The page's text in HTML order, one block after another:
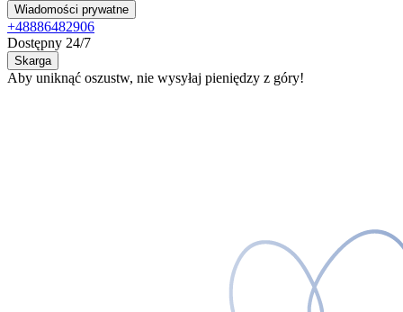
Wiadomości prywatne
+48886482906
Dostępny 24/7
Skarga
Aby uniknąć oszustw, nie wysyłaj pieniędzy z góry!